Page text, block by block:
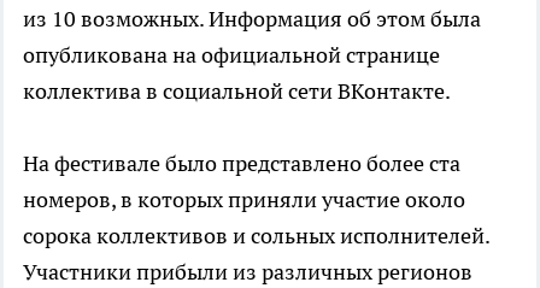
из 10 возможных. Информация об этом была
опубликована на официальной странице
коллектива в социальной сети ВКонтакте.
На фестивале было представлено более ста
номеров, в которых приняли участие около
сорока коллективов и сольных исполнителей.
Участники прибыли из различных регионов